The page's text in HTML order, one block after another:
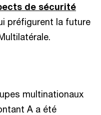
de sécurité
préfigurent la future
multinationaux
A a été